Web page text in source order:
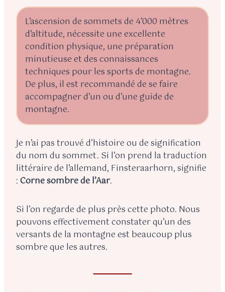
L’ascension de sommets de 4’000 mètres
d’altitude, nécessite une excellente
condition physique, une préparation
minutieuse et des connaissances
techniques pour les sports de montagne.
De plus, il est recommandé de se faire
accompagner d’un ou d’une guide de
montagne.
Je n’ai pas trouvé d’histoire ou de signification
du nom du sommet. Si l’on prend la traduction
littéraire de l’allemand, Finsteraarhorn, signifie
:Corne sombre de l’Aar.
Si l’on regarde de plus près cette photo. Nous
pouvons effectivement constater qu’un des
versants de la montagne est beaucoup plus
sombre que les autres.